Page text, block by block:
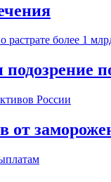
от